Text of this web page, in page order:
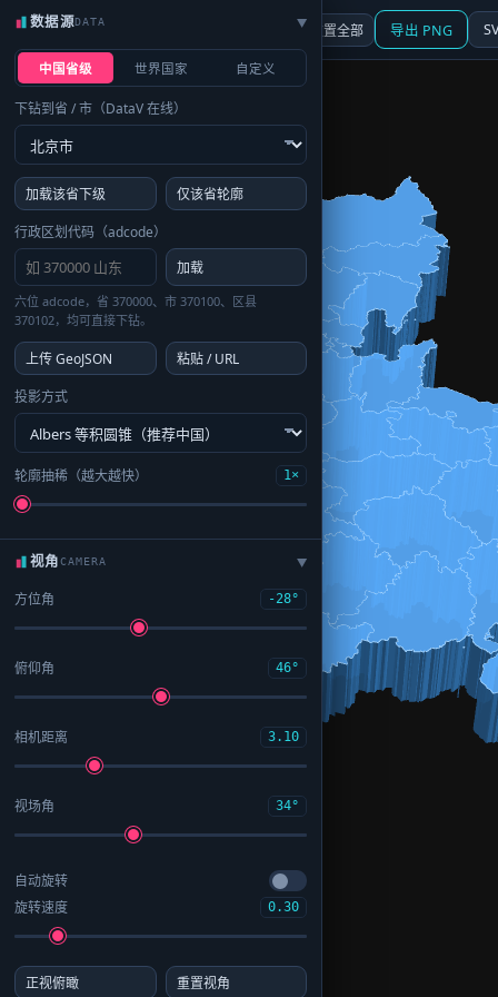
☰ 面板 地图 重置全部 导出 PNG
数据源DATA ▶
中国省级 世界国家 自定义
下钻到省 / 市（DataV 在线）
加载该省下级
仅该省轮廓
行政区划代码（adcode）
加载
六位 adcode，省 370000、市 370100、区县
370102，均可直接下钻。
上传 GeoJSON
粘贴 / URL
投影方式
轮廓抽稀（越大越快） 1×
视角CAMERA ▶
方位角 -28°
俯仰角 46°
相机距离 3.10
视场角 34°
自动旋转
旋转速度
0.30
正视俯瞰 重置视角